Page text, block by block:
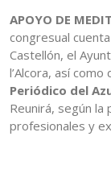
APOYO DE
congresual
Castellón, el
l’Alcora, así como
Periódico del
Reunirá, según la
profesionales y